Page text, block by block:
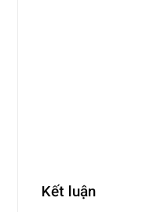
Kết luận